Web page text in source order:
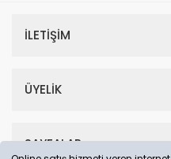
İLETİŞİM
ÜYELİK
SAYFALAR